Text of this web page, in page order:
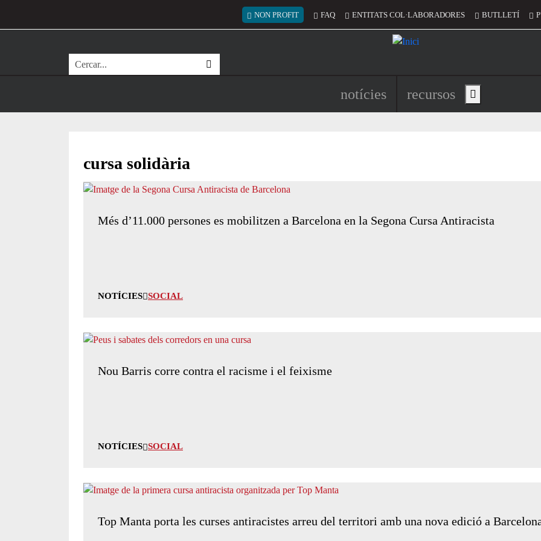
Menú del compte d'usuari
NON PROFIT FAQ ENTITATS COL·LABORADORES BUTLLETÍ
Cerca
Navegació principal de
notícies recursos Show main menu
cursa solidària
Més d’11.000 persones es mobilitzen a Barcelona en la Segona Cursa Antiracista
NOTÍCIES SOCIAL
Nou Barris corre contra el racisme i el feixisme
NOTÍCIES SOCIAL
Top Manta porta les curses antiracistes arreu del territori amb una nova edició a